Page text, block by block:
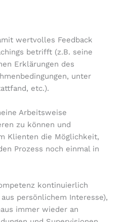
wertvolles Feedback
betrifft (z.B. seine
Erklärungen des
unter
etc.).
Arbeitsweise
zu können und
Klienten die Möglichkeit,
Prozess noch einmal in
kontinuierlich
persönlichem Interesse),
immer wieder an